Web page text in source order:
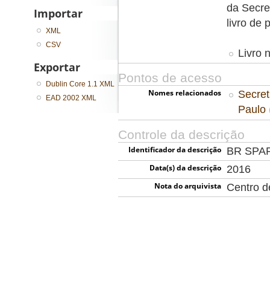
da
livro de
Livro
Pontos de acesso
Nomes relacionados
Paulo
Controle da descrição
Identificador da descrição BR
Data(s) da descrição 2016
Nota do arquivista Centro
Importar
XML
CSV
Exportar
Dublin Core 1.1 XML
EAD 2002 XML